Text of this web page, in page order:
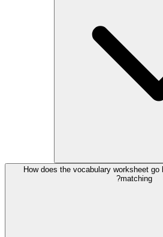
How does the vocabulary worksheet
matching?